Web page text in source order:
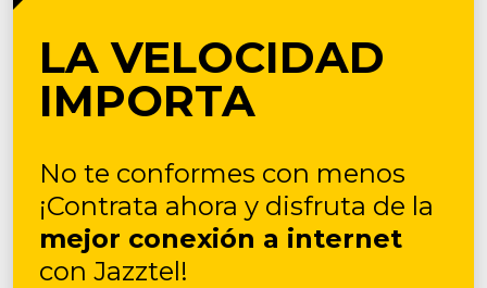
LA VELOCIDAD
IMPORTA
No te conformes con menos
¡Contrata ahora y disfruta de la
mejor conexión a internet
con Jazztel!